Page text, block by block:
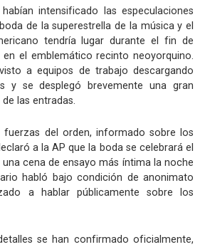
intensificado las especulaciones
de la superestrella de la música y el
tendría lugar durante el fin de
el emblemático recinto neoyorquino.
a equipos de trabajo descargando
y se desplegó brevemente una gran
las entradas.
del orden, informado sobre los
a la AP que la boda se celebrará el
cena de ensayo más íntima la noche
habló bajo condición de anonimato
a hablar públicamente sobre los
se han confirmado oficialmente,